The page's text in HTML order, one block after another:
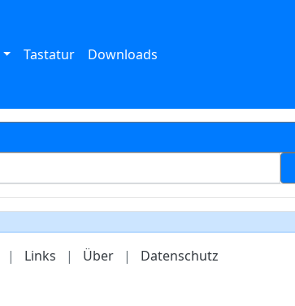
Tastatur Downloads
| Links | Über | Datenschutz